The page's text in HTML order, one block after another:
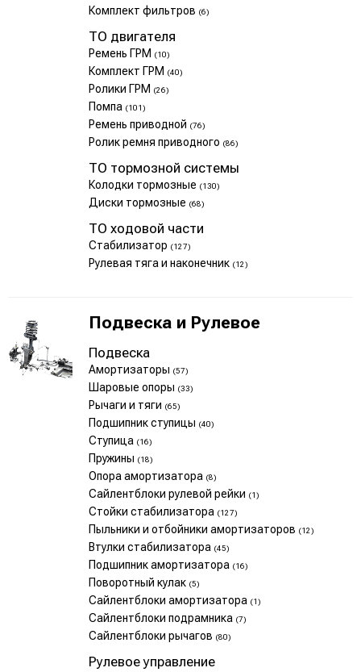
Комплект фильтров (6)
ТО двигателя
Ремень ГРМ (10)
Комплект ГРМ (40)
Ролики ГРМ (26)
Помпа (101)
Ремень приводной (76)
Ролик ремня приводного (86)
ТО тормозной системы
Колодки тормозные (130)
Диски тормозные (68)
ТО ходовой части
Стабилизатор (127)
Рулевая тяга и наконечник (12)
Подвеска и Рулевое
Подвеска
Амортизаторы (57)
Шаровые опоры (33)
Рычаги и тяги (65)
Подшипник ступицы (40)
Ступица (16)
Пружины (18)
Опора амортизатора (8)
Сайлентблоки рулевой рейки (1)
Стойки стабилизатора (127)
Пыльники и отбойники амортизаторов (12)
Втулки стабилизатора (45)
Подшипник амортизатора (16)
Поворотный кулак (5)
Сайлентблоки амортизатора (1)
Сайлентблоки подрамника (7)
Сайлентблоки рычагов (80)
Рулевое управление